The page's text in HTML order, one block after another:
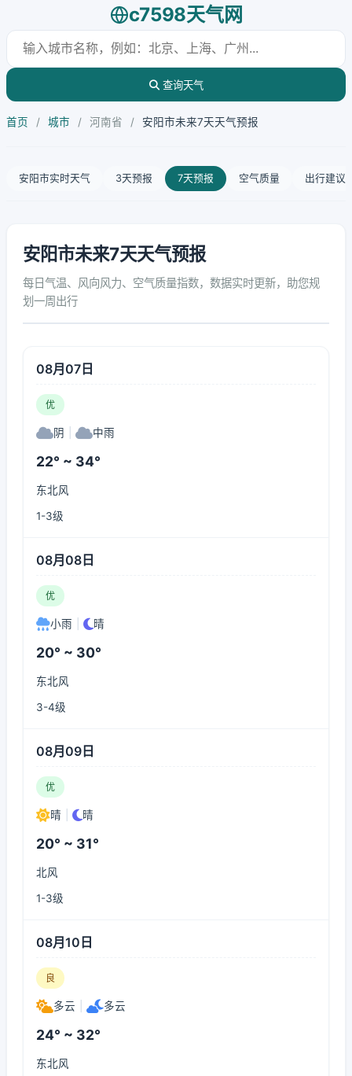
c7598天气网
查询天气
首页 / 城市 / 河南省 / 安阳市未来7天天气预报
安阳市实时天气 3天预报 7天预报 空气质量 出行建议
安阳市未来7天天气预报
每日气温、风向风力、空气质量指数，数据实时更新，助您规
划一周出行
08月07日
优
阴 中雨
22° ~ 34°
东北风
1-3级
08月08日
优
小雨 晴
20° ~ 30°
东北风
3-4级
08月09日
优
晴 晴
20° ~ 31°
北风
1-3级
08月10日
良
多云 多云
24° ~ 32°
东北风